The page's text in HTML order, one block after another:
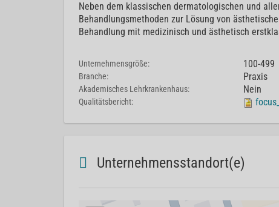
Neben dem klassischen dermatologischen und
Behandlungsmethoden zur Lösung von
Behandlung mit medizinisch und ästhetisch
Unternehmensgröße: 100-499
Branche: Praxis
Akademisches Lehrkrankenhaus: Nein
Qualitätsbericht:
Unternehmensstandort(e)